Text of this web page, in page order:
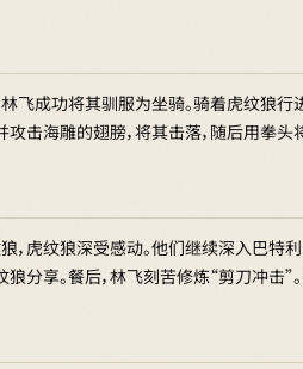
飞成功将其驯服为坐骑。骑着虎纹狼
击海雕的翅膀，将其击落，随后用拳
虎纹狼深受感动。他们继续深入巴特
分享。餐后，林飞刻苦修炼“剪刀冲击”